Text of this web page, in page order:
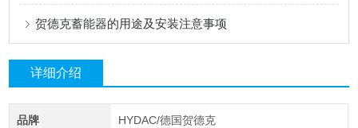
贺德克蓄能器的用途及安装注意事项
详细介绍
品牌 HYDAC/德国贺德克